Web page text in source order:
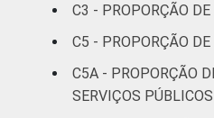
C3 - PROPORÇÃO
C5 - PROPORÇÃO
C5A - PROPORÇÃO
SERVIÇOS PÚBLICOS